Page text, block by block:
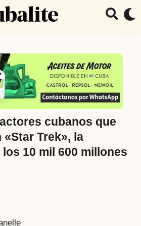
cubanos que
Trek», la
10 mil 600 millones